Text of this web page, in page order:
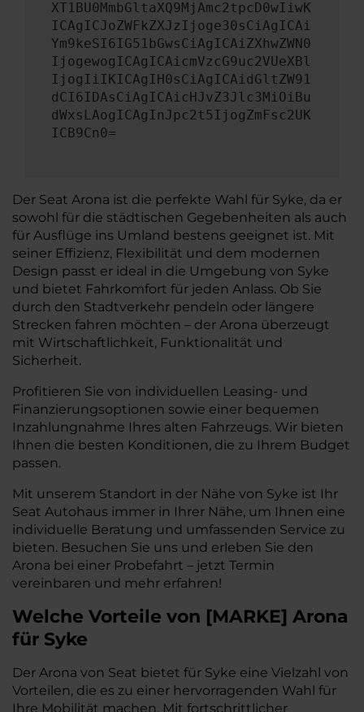
XT1BU0MmbGltaXQ9MjAmc2tpcD0wIiwK
ICAgICJoZWFkZXJzIjoge30sCiAgICAi
Ym9keSI6IG51bGwsCiAgICAiZXhwZWN0
IjogewogICAgICAicmVzcG9uc2VUeXBl
IjogIiIKICAgIH0sCiAgICAidGltZW91
dCI6IDAsCiAgICAicHJvZ3Jlc3MiOiBu
dWxsLAogICAgInJpc2t5IjogZmFsc2UK
ICB9Cn0=
Der Seat Arona ist die perfekte Wahl für Syke, da er
sowohl für die städtischen Gegebenheiten als auch
für Ausflüge ins Umland bestens geeignet ist. Mit
seiner Effizienz, Flexibilität und dem modernen
Design passt er ideal in die Umgebung von Syke
und bietet Fahrkomfort für jeden Anlass. Ob Sie
durch den Stadtverkehr pendeln oder längere
Strecken fahren möchten – der Arona überzeugt
mit Wirtschaftlichkeit, Funktionalität und
Sicherheit.
Profitieren Sie von individuellen Leasing- und
Finanzierungsoptionen sowie einer bequemen
Inzahlungnahme Ihres alten Fahrzeugs. Wir bieten
Ihnen die besten Konditionen, die zu Ihrem Budget
passen.
Mit unserem Standort in der Nähe von Syke ist Ihr
Seat Autohaus immer in Ihrer Nähe, um Ihnen eine
individuelle Beratung und umfassenden Service zu
bieten. Besuchen Sie uns und erleben Sie den
Arona bei einer Probefahrt – jetzt Termin
vereinbaren und mehr erfahren!
Welche Vorteile von [MARKE] Arona
für Syke
Der Arona von Seat bietet für Syke eine Vielzahl von
Vorteilen, die es zu einer hervorragenden Wahl für
Ihre Mobilität machen. Mit fortschrittlicher